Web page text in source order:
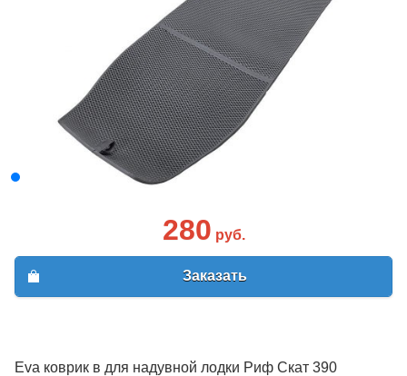
280 руб.
Заказать
Eva коврик в для надувной лодки Риф Скат 390